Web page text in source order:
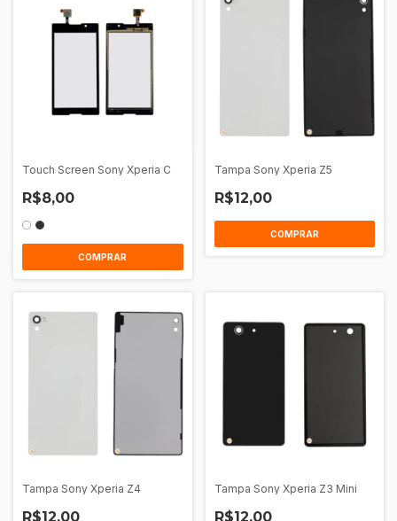
Touch Screen Sony Xperia C
R$8,00
COMPRAR
Tampa Sony Xperia Z5
R$12,00
COMPRAR
Tampa Sony Xperia Z4
R$12,00
Tampa Sony Xperia Z3 Mini
R$12,00